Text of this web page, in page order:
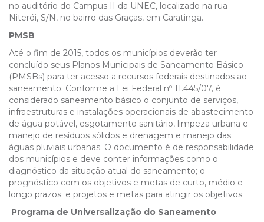
no auditório do Campus II da UNEC, localizado na rua
Niterói, S/N, no bairro das Graças, em Caratinga.
PMSB
Até o fim de 2015, todos os municípios deverão ter
concluído seus Planos Municipais de Saneamento Básico
(PMSBs) para ter acesso a recursos federais destinados ao
saneamento. Conforme a Lei Federal nº 11.445/07, é
considerado saneamento básico o conjunto de serviços,
infraestruturas e instalações operacionais de abastecimento
de água potável, esgotamento sanitário, limpeza urbana e
manejo de resíduos sólidos e drenagem e manejo das
águas pluviais urbanas. O documento é de responsabilidade
dos municípios e deve conter informações como o
diagnóstico da situação atual do saneamento; o
prognóstico com os objetivos e metas de curto, médio e
longo prazos; e projetos e metas para atingir os objetivos.
Programa de Universalização do Saneamento